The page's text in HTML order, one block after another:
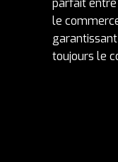
le
toujours le